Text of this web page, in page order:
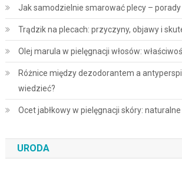
Jak samodzielnie smarować plecy – porady
Trądzik na plecach: przyczyny, objawy i
Olej marula w pielęgnacji włosów:
Różnice między dezodorantem a
wiedzieć?
Ocet jabłkowy w pielęgnacji skóry:
URODA